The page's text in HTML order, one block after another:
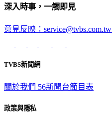
深入時事，一觸即見
意見反映：service@tvbs.com.tw
TVBS新聞網
關於我們 56新聞台節目表
政策與隱私